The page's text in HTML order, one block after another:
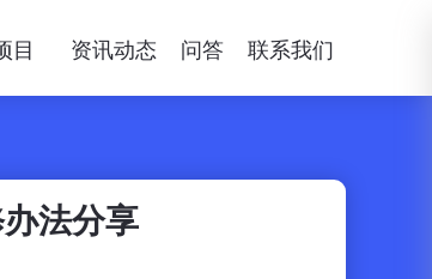
目 资讯动态 问答 联系我们
法分享